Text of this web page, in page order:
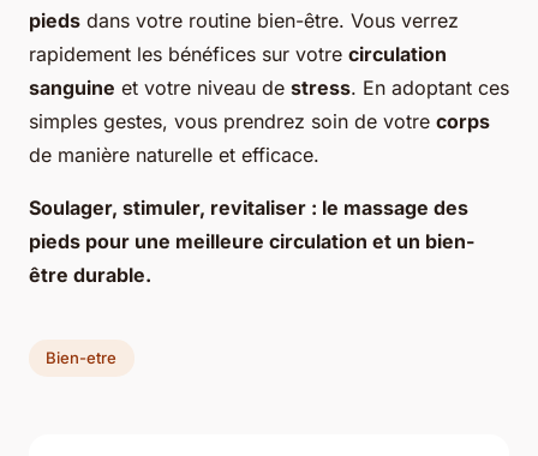
pieds dans votre routine bien-être. Vous verrez
rapidement les bénéfices sur votre circulation
sanguine et votre niveau de stress. En adoptant ces
simples gestes, vous prendrez soin de votre corps
de manière naturelle et efficace.
Soulager, stimuler, revitaliser : le massage des
pieds pour une meilleure circulation et un bien-
être durable.
Bien-etre